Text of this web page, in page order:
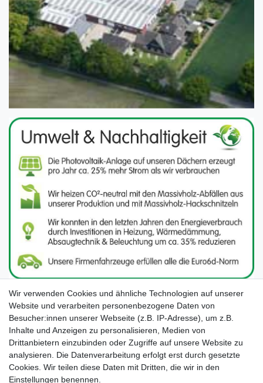
Unsere Seiten im Social Media:
Wir verwenden Cookies und ähnliche Technologien auf unserer
Website und verarbeiten personenbezogene Daten von
Besucher:innen unserer Webseite (z.B. IP-Adresse), um z.B.
Inhalte und Anzeigen zu personalisieren, Medien von
Drittanbietern einzubinden oder Zugriffe auf unsere Website zu
analysieren. Die Datenverarbeitung erfolgt erst durch gesetzte
Cookies. Wir teilen diese Daten mit Dritten, die wir in den
Einstellungen benennen.